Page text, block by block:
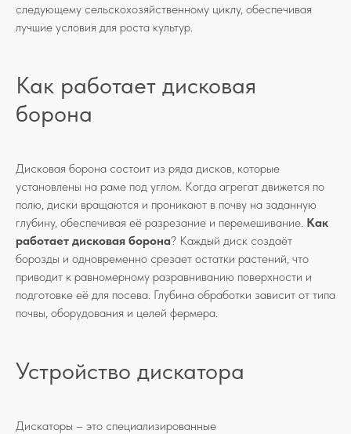
следующему сельскохозяйственному циклу, обеспечивая
лучшие условия для роста культур.
Как работает дисковая
борона
Дисковая борона состоит из ряда дисков, которые
установлены на раме под углом. Когда агрегат движется по
полю, диски вращаются и проникают в почву на заданную
глубину, обеспечивая её разрезание и перемешивание. Как
работает дисковая борона? Каждый диск создаёт
борозды и одновременно срезает остатки растений, что
приводит к равномерному разравниванию поверхности и
подготовке её для посева. Глубина обработки зависит от типа
почвы, оборудования и целей фермера.
Устройство дискатора
Дискаторы – это специализированные